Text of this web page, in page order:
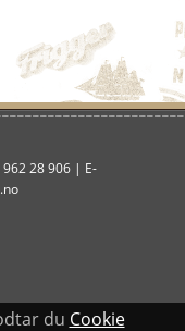
du Cookie
FETT
962 28 906 | E-